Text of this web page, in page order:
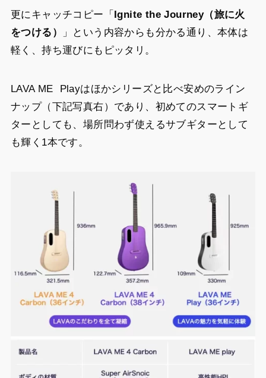
更にキャッチコピー「 Ignite the Journey（旅に火
をつける）
」という内容からも分かる通り、本体は
軽く、持ち運びにもピッタリ。
LAVA ME Playはほかシリーズと比べ安めのライン
ナップ（下記写真右）であり、初めてのスマートギ
ターとしても、場所問わず使えるサブギターとして
も輝く1本です。